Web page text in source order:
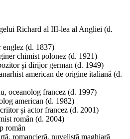
Richard al III-lea al Angliei (d.
englez (d. 1837)
chimist polonez (d. 1921)
și dirijor german (d. 1949)
american de origine italiană (d.
oceanolog francez (d. 1997)
american (d. 1982)
și actor francez (d. 2001)
român (d. 2004)
român
romancieră, nuvelistă maghiară